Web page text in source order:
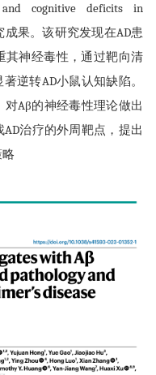
cognitive deficits in
成果。该研究发现在AD患
其神经毒性，通过靶向清
逆转AD小鼠认知缺陷。
Aβ的神经毒性理论做出
治疗的外周靶点，提出